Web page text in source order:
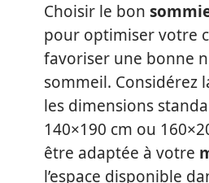
Choisir le bon
pour optimiser votre
favoriser une bonne
sommeil. Considérez
les dimensions
140×190 cm ou
être adaptée à votre
l’espace disponible